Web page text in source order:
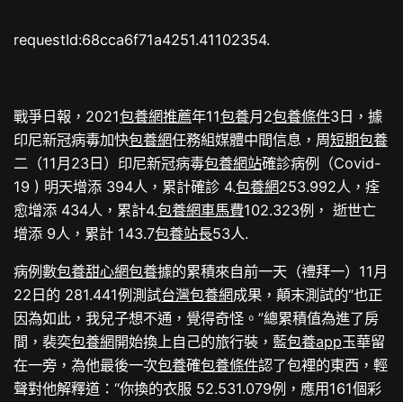
requestId:68cca6f71a4251.41102354.
戰爭日報，2021包養網推薦年11包養月2包養條件3日，據
印尼新冠病毒加快包養網任務組媒體中間信息，周短期包養
二（11月23日）印尼新冠病毒包養網站確診病例（Covid-
19 ) 明天增添 394人，累計確診 4.包養網253.992人，痊
愈增添 434人，累計4.包養網車馬費102.323例， 逝世亡
增添 9人，累計 143.7包養站長53人.
病例數包養甜心網包養據的累積來自前一天（禮拜一）11月
22日的 281.441例測試台灣包養網成果，顛末測試的“也正
因為如此，我兒子想不通，覺得奇怪。”總累積值為進了房
間，裴奕包養網開始換上自己的旅行裝，藍包養app玉華留
在一旁，為他最後一次包養確包養條件認了包裡的東西，輕
聲對他解釋道：“你換的衣服 52.531.079例，應用161個彩